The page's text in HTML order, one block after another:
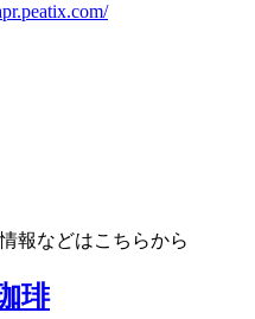
報などはこちらから
琲